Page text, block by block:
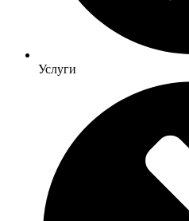
Услуги